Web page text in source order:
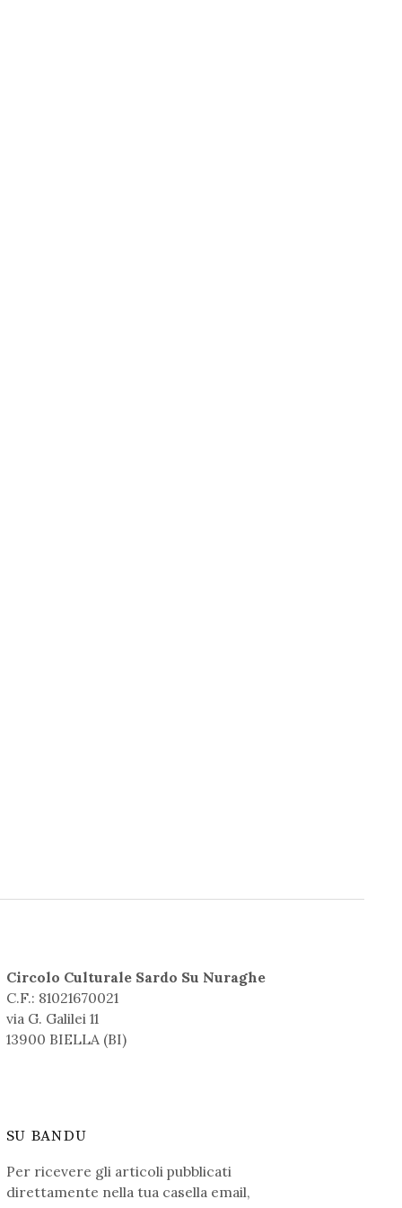
Circolo Culturale Sardo Su Nuraghe
C.F.: 81021670021
via G. Galilei 11
13900 BIELLA (BI)
SU BANDU
Per ricevere gli articoli pubblicati
direttamente nella tua casella email,